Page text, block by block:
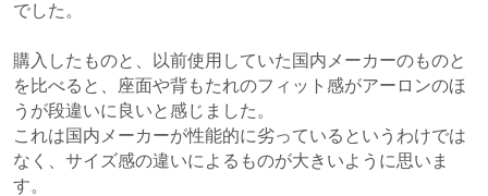
でした。
購入したものと、以前使用していた国内メーカーのものと
を比べると、座面や背もたれのフィット感がアーロンのほ
うが段違いに良いと感じました。
これは国内メーカーが性能的に劣っているというわけでは
なく、サイズ感の違いによるものが大きいように思いま
す。